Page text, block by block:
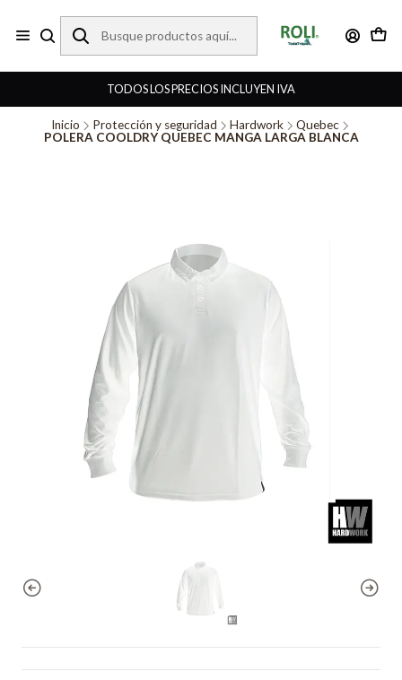
TODOS LOS PRECIOS INCLUYEN IVA
Inicio Protección y seguridad Hardwork
Quebec
POLERA COOLDRY QUEBEC MANGA LARGA BLANCA